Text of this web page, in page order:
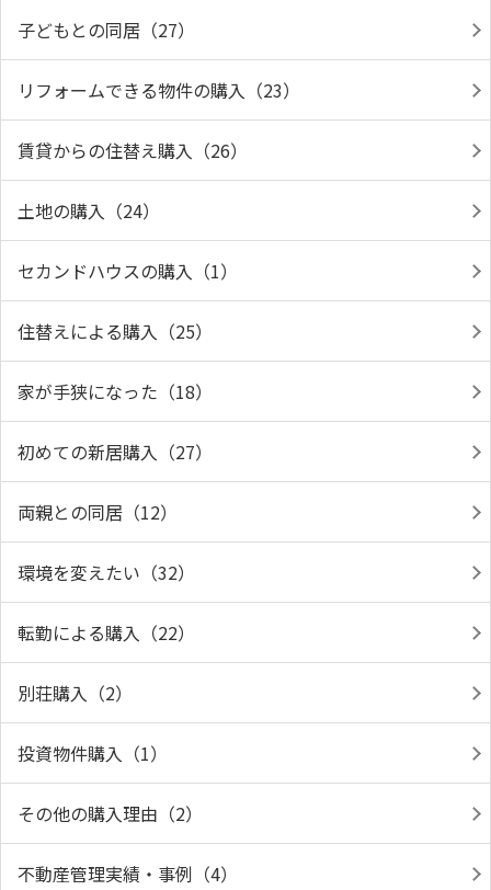
子どもとの同居（27）
リフォームできる物件の購入（23）
賃貸からの住替え購入（26）
土地の購入（24）
セカンドハウスの購入（1）
住替えによる購入（25）
家が手狭になった（18）
初めての新居購入（27）
両親との同居（12）
環境を変えたい（32）
転勤による購入（22）
別荘購入（2）
投資物件購入（1）
その他の購入理由（2）
不動産管理実績・事例（4）